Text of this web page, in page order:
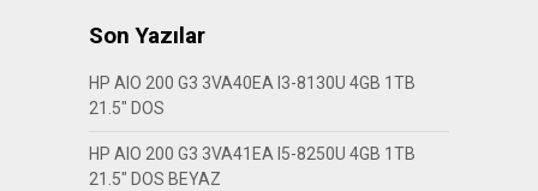
Son Yazılar
HP AIO 200 G3 3VA40EA I3-8130U 4GB 1TB
21.5″ DOS
HP AIO 200 G3 3VA41EA I5-8250U 4GB 1TB
21.5″ DOS BEYAZ